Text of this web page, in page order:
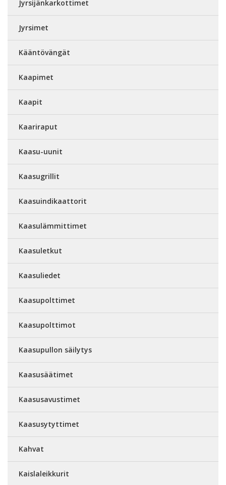
Jyrsijänkarkottimet
Jyrsimet
Kääntövängät
Kaapimet
Kaapit
Kaariraput
Kaasu-uunit
Kaasugrillit
Kaasuindikaattorit
Kaasulämmittimet
Kaasuletkut
Kaasuliedet
Kaasupolttimet
Kaasupolttimot
Kaasupullon säilytys
Kaasusäätimet
Kaasusavustimet
Kaasusytyttimet
Kahvat
Kaislaleikkurit